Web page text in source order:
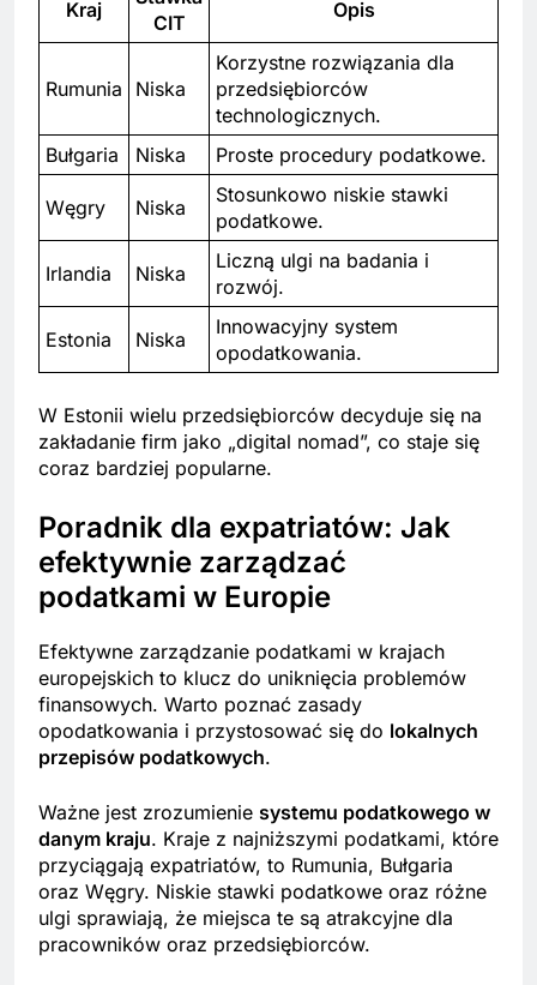
Kraj
CIT
Opis
Rumunia Niska
Korzystne rozwiązania dla
przedsiębiorców
technologicznych.
Bułgaria
Niska Proste procedury podatkowe.
Węgry Niska
Stosunkowo niskie stawki
podatkowe.
Irlandia Niska
Liczną ulgi na badania i
rozwój.
Estonia Niska
Innowacyjny system
opodatkowania.
W Estonii wielu przedsiębiorców decyduje się na
zakładanie firm jako „digital nomad”, co staje się
coraz bardziej popularne.
Poradnik dla expatriatów: Jak
efektywnie zarządzać
podatkami w Europie
Efektywne zarządzanie podatkami w krajach
europejskich to klucz do uniknięcia problemów
finansowych. Warto poznać zasady
opodatkowania i przystosować się do lokalnych
przepisów podatkowych.
Ważne jest zrozumienie systemu podatkowego w
danym kraju. Kraje z najniższymi podatkami, które
przyciągają expatriatów, to Rumunia, Bułgaria
oraz Węgry. Niskie stawki podatkowe oraz różne
ulgi sprawiają, że miejsca te są atrakcyjne dla
pracowników oraz przedsiębiorców.